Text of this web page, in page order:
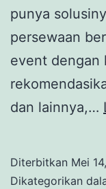
punya
persewaan
event dengan
dan lainnya,…
Diterbitkan Mei
Dikategorikan